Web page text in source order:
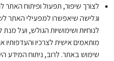
לצורך שיפור, תפעול ופיתוח האתר
וגלישה שיאפשרו למפעילי האתר
לנוחיות ושימושיות הגולש, ועל
מותאמים אישית לצרכיו והעדפותיו
שימוש באתר. לרוב, ניתוח המידע